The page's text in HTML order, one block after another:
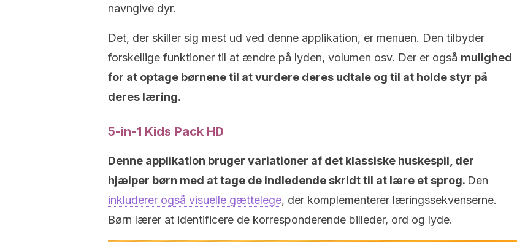
navngive dyr.
Det, der skiller sig mest ud ved denne applikation, er menuen. Den tilbyder
forskellige funktioner til at ændre på lyden, volumen osv. Der er også mulighed
for at optage børnene til at vurdere deres udtale og til at holde styr på
deres læring.
5-in-1 Kids Pack HD
Denne applikation bruger variationer af det klassiske huskespil, der
hjælper børn med at tage de indledende skridt til at lære et sprog. Den
inkluderer også visuelle gættelege, der komplementerer læringssekvenserne.
Børn lærer at identificere de korresponderende billeder, ord og lyde.